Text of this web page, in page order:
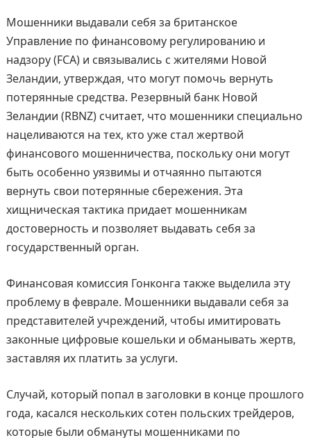
Мошенники выдавали себя за британское
Управление по финансовому регулированию и
надзору (FCA) и связывались с жителями Новой
Зеландии, утверждая, что могут помочь вернуть
потерянные средства. Резервный банк Новой
Зеландии (RBNZ) считает, что мошенники специально
нацеливаются на тех, кто уже стал жертвой
финансового мошенничества, поскольку они могут
быть особенно уязвимы и отчаянно пытаются
вернуть свои потерянные сбережения. Эта
хищническая тактика придает мошенникам
достоверность и позволяет выдавать себя за
государственный орган.
Финансовая комиссия Гонконга также выделила эту
проблему в феврале. Мошенники выдавали себя за
представителей учреждений, чтобы имитировать
законные цифровые кошельки и обманывать жертв,
заставляя их платить за услуги.
Случай, который попал в заголовки в конце прошлого
года, касался нескольких сотен польских трейдеров,
которые были обмануты мошенниками по